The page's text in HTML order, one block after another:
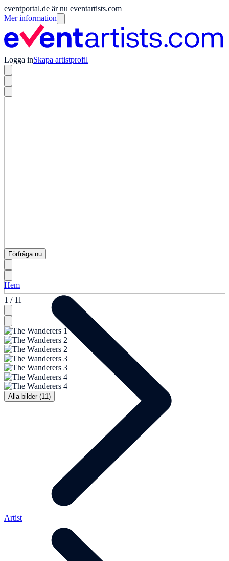
eventportal.de är nu eventartists.com
Mer information
Logga inSkapa artistprofil
1 / 11
Alla bilder (11)
Förfråga nu
Hem
Artist